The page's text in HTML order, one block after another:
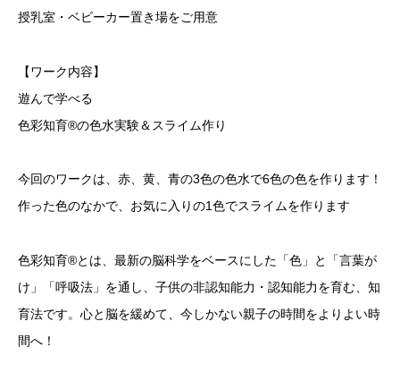
授乳室・ベビーカー置き場をご用意
【ワーク内容】
遊んで学べる
色彩知育®︎の色水実験＆スライム作り
今回のワークは、赤、黄、青の3色の色水で6色の色を作ります！
作った色のなかで、お気に入りの1色でスライムを作ります
色彩知育®︎とは、最新の脳科学をベースにした「色」と「言葉が
け」「呼吸法」を通し、子供の非認知能力・認知能力を育む、知
育法です。心と脳を緩めて、今しかない親子の時間をよりよい時
間へ！